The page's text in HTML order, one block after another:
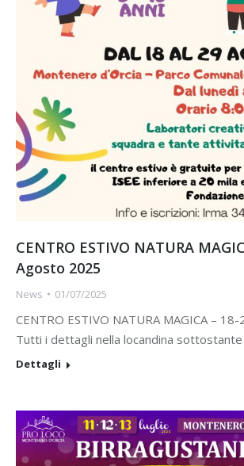
CENTRO ESTIVO NATURA
Agosto 2025
News 01/07/2025
CENTRO ESTIVO NATURA MAGICA –
Tutti i dettagli nella locandina sottostante
Dettagli